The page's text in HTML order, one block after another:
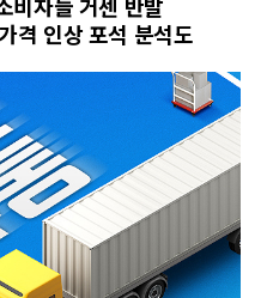
인상 포석 분석도